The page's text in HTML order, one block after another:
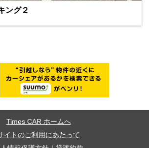
ング２
Times CAR ホームへ
イトのご利用にあたって